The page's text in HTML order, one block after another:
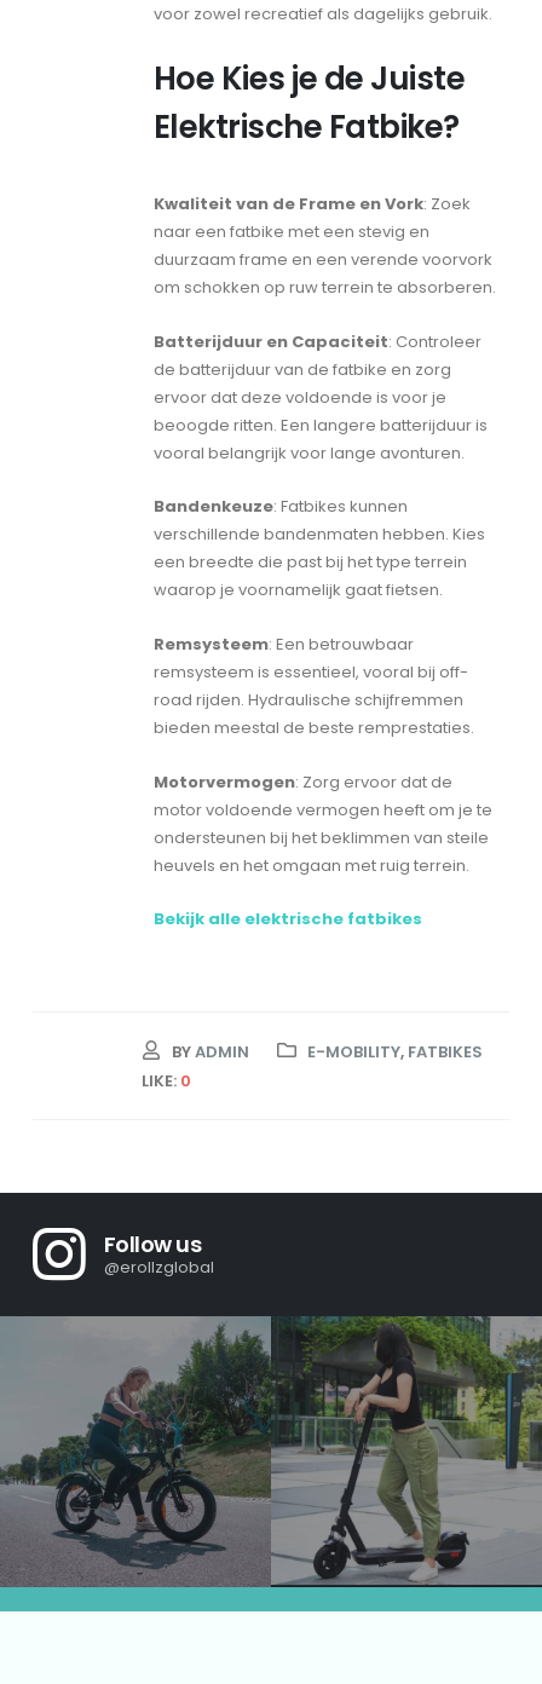
voor zowel recreatief als dagelijks gebruik.
Hoe Kies je de Juiste
Elektrische Fatbike?
Kwaliteit van de Frame en Vork: Zoek
naar een fatbike met een stevig en
duurzaam frame en een verende voorvork
om schokken op ruw terrein te absorberen.
Batterijduur en Capaciteit: Controleer
de batterijduur van de fatbike en zorg
ervoor dat deze voldoende is voor je
beoogde ritten. Een langere batterijduur is
vooral belangrijk voor lange avonturen.
Bandenkeuze: Fatbikes kunnen
verschillende bandenmaten hebben. Kies
een breedte die past bij het type terrein
waarop je voornamelijk gaat fietsen.
Remsysteem: Een betrouwbaar
remsysteem is essentieel, vooral bij off-
road rijden. Hydraulische schijfremmen
bieden meestal de beste remprestaties.
Motorvermogen: Zorg ervoor dat de
motor voldoende vermogen heeft om je te
ondersteunen bij het beklimmen van steile
heuvels en het omgaan met ruig terrein.
Bekijk alle elektrische fatbikes
BYADMIN E-MOBILITY, FATBIKES
LIKE: 0
Follow us
@erollzglobal